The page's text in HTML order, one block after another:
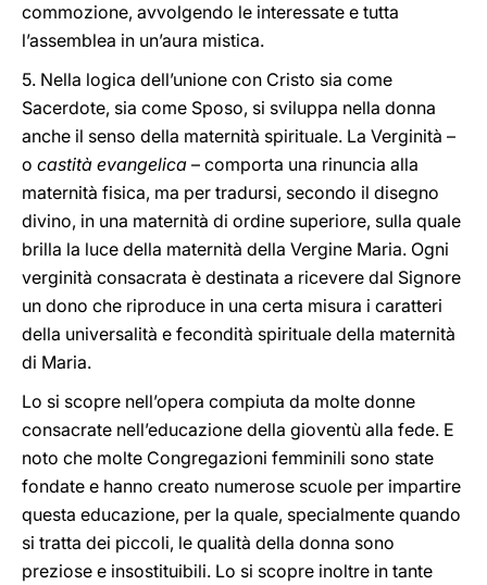
commozione, avvolgendo le interessate e tutta
l’assemblea in un’aura mistica.
5. Nella logica dell’unione con Cristo sia come
Sacerdote, sia come Sposo, si sviluppa nella donna
anche il senso della maternità spirituale. La Verginità –
o castità evangelica – comporta una rinuncia alla
maternità fisica, ma per tradursi, secondo il disegno
divino, in una maternità di ordine superiore, sulla quale
brilla la luce della maternità della Vergine Maria. Ogni
verginità consacrata è destinata a ricevere dal Signore
un dono che riproduce in una certa misura i caratteri
della universalità e fecondità spirituale della maternità
di Maria.
Lo si scopre nell’opera compiuta da molte donne
consacrate nell’educazione della gioventù alla fede. E
noto che molte Congregazioni femminili sono state
fondate e hanno creato numerose scuole per impartire
questa educazione, per la quale, specialmente quando
si tratta dei piccoli, le qualità della donna sono
preziose e insostituibili. Lo si scopre inoltre in tante